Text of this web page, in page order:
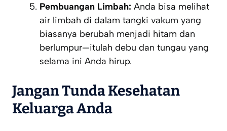
Pembuangan Limbah: Anda bisa melihat
air limbah di dalam tangki vakum yang
biasanya berubah menjadi hitam dan
berlumpur—itulah debu dan tungau yang
selama ini Anda hirup.
Jangan Tunda Kesehatan
Keluarga Anda